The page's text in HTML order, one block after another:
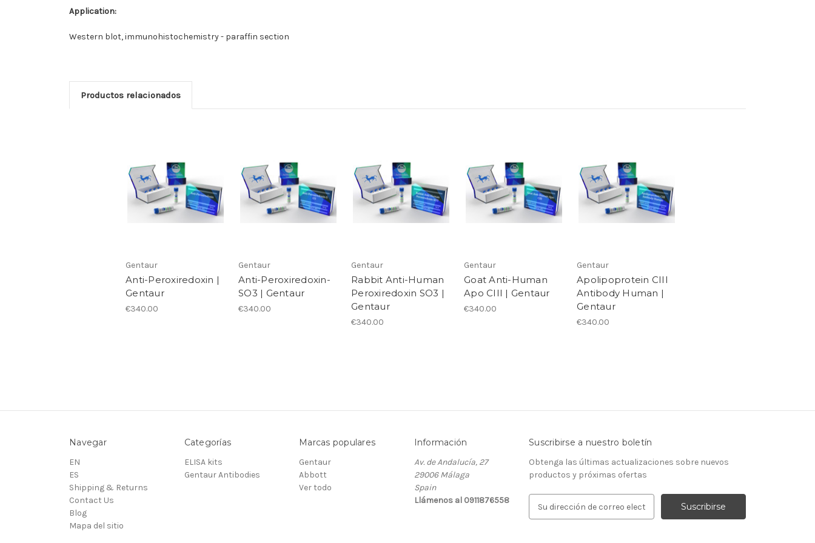
Application:
Western blot, immunohistochemistry - paraffin section
Productos relacionados
Gentaur
Anti-Peroxiredoxin |
Gentaur
€340.00
Gentaur
Anti-Peroxiredoxin-
SO3 | Gentaur
€340.00
Gentaur
Rabbit Anti-Human
Peroxiredoxin SO3 |
Gentaur
€340.00
Gentaur
Goat Anti-Human
Apo CIII | Gentaur
€340.00
Gentaur
Apolipoprotein CIII
Antibody Human |
Gentaur
€340.00
Navegar
EN
ES
Shipping & Returns
Contact Us
Blog
Mapa del sitio
Categorías
ELISA kits
Gentaur Antibodies
Marcas populares
Gentaur
Abbott
Ver todo
Información
Av. de Andalucía, 27
29006 Málaga
Spain
Llámenos al 0911876558
Suscribirse a nuestro boletín
Obtenga las últimas actualizaciones sobre nuevos
productos y próximas ofertas